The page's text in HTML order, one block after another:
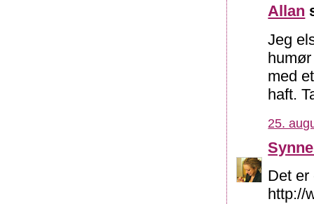
Allan
Jeg
med
haft.
25.
Det er
http://